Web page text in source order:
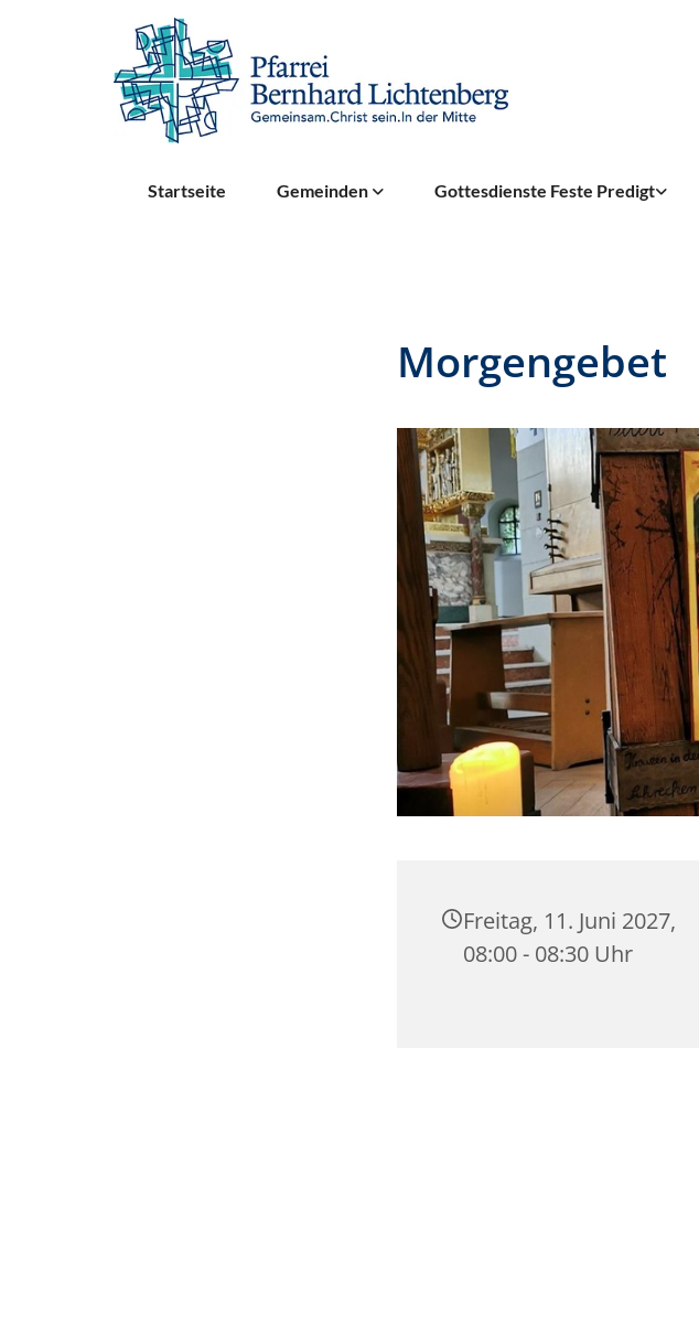
Startseite Gemeinden Gottesdienste Feste Predigt
Morgengebet
Freitag, 11. Juni 2027,
08:00 - 08:30 Uhr